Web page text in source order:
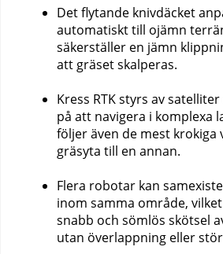
Det flytande knivdäcket
automatiskt till ojämn
säkerställer en jämn
att gräset skalperas.
Kress RTK styrs av
på att navigera i komplexa
följer även de mest krokiga
gräsyta till en annan.
Flera robotar kan
inom samma område,
snabb och sömlös skötsel
utan överlappning eller